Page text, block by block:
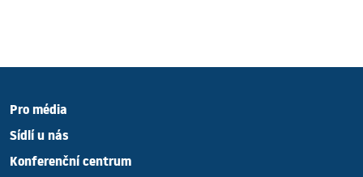
Pro média
Sídlí u nás
Konferenční centrum